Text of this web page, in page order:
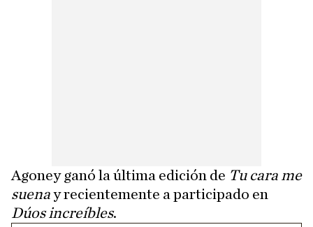
Agoney ganó la última edición de Tu cara me
suenay recientemente a participado en
Dúos increíbles.